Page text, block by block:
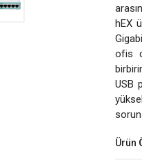
hEX
ofis
USB
Ürün